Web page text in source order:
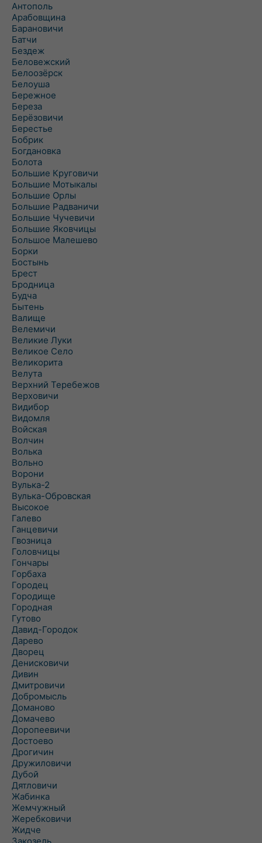
Антополь
Арабовщина
Барановичи
Батчи
Бездеж
Беловежский
Белоозёрск
Белоуша
Бережное
Береза
Берёзовичи
Берестье
Бобрик
Богдановка
Болота
Большие Круговичи
Большие Мотыкалы
Большие Орлы
Большие Радваничи
Большие Чучевичи
Большие Яковчицы
Большое Малешево
Борки
Бостынь
Брест
Бродница
Будча
Бытень
Валище
Велемичи
Великие Луки
Великое Село
Великорита
Велута
Верхний Теребежов
Верховичи
Видибор
Видомля
Войская
Волчин
Волька
Вольно
Ворони
Вулька-2
Вулька-Обровская
Высокое
Галево
Ганцевичи
Гвозница
Головчицы
Гончары
Горбаха
Городец
Городище
Городная
Гутово
Давид-Городок
Дарево
Дворец
Денисковичи
Дивин
Дмитровичи
Добромысль
Доманово
Домачево
Доропеевичи
Достоево
Дрогичин
Дружиловичи
Дубой
Дятловичи
Жабинка
Жемчужный
Жеребковичи
Жидче